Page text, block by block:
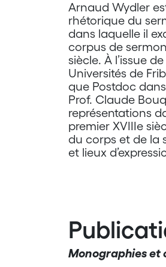
Arnaud Wydler
rhétorique du
dans laquelle il
corpus de
siècle. À l’issue
Universités de
que Postdoc
Prof. Claude
représentations
premier XVIIIe
du corps et de la
et lieux
Monographies et